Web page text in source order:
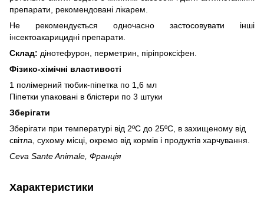
препарати, рекомендовані лікарем.
Не рекомендується одночасно застосовувати інші
інсектоакарицидні препарати.
Склад: дінотефурон, перметрин, піріпроксіфен.
Фізико-хімічні властивості
1 полімерний тюбик-піпетка по 1,6 мл
Піпетки упаковані в блістери по 3 штуки
Зберігати
Зберігати при температурі від 2ºС до 25ºС, в захищеному від
світла, сухому місці, окремо від кормів і продуктів харчування.
Ceva Sante Animale, Франція
Характеристики